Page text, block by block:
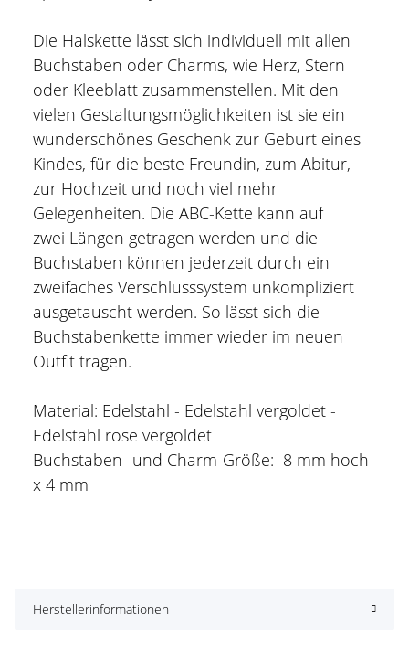
Die Halskette lässt sich individuell mit allen
Buchstaben oder Charms, wie Herz, Stern
oder Kleeblatt zusammenstellen. Mit den
vielen Gestaltungsmöglichkeiten ist sie ein
wunderschönes Geschenk zur Geburt eines
Kindes, für die beste Freundin, zum Abitur,
zur Hochzeit und noch viel mehr
Gelegenheiten. Die ABC-Kette kann auf
zwei Längen getragen werden und die
Buchstaben können jederzeit durch ein
zweifaches Verschlusssystem unkompliziert
ausgetauscht werden. So lässt sich die
Buchstabenkette immer wieder im neuen
Outfit tragen.
Material: Edelstahl - Edelstahl vergoldet -
Edelstahl rose vergoldet
Buchstaben- und Charm-Größe: 8 mm hoch
x 4 mm
Herstellerinformationen